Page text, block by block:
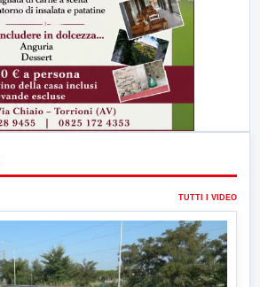
TUTTI I VIDEO